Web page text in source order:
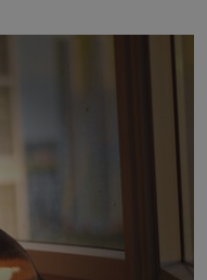
pokožky. Ohnivá
Berana, Lva a
a neutuchající elán.